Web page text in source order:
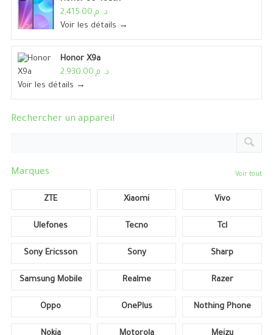
د. م.2,415.00
Voir les détails →
Honor X9a
د. م.2,930.00
Voir les détails →
Rechercher un appareil
Marques Voir tout
ZTE Xiaomi Vivo
Ulefones Tecno Tcl
Sony Ericsson Sony Sharp
Samsung Mobile Realme Razer
Oppo OnePlus Nothing Phone